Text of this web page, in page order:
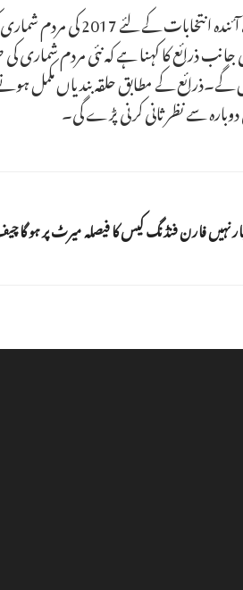
جس کے نتائج 31 دسمبر 2022 تک الیکشن کمیشن کے حوالے
ذرائع کا کہنا ہے کہ نئی مردم شماری
ہوں گے۔ذرائع کے مطابق حلقہ بندیاں مکمل
دوبارہ سے نظر ثانی کرنی پڑے گی۔
نہیں فارن فنڈنگ کیس کا فیصلہ میرٹ پر ہو گا